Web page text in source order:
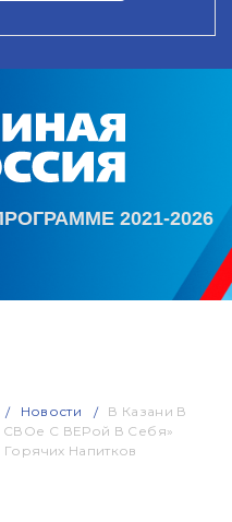
2021-2026
Новости
В Казани В
СВОе С ВЕРой В Себя»
Напитков